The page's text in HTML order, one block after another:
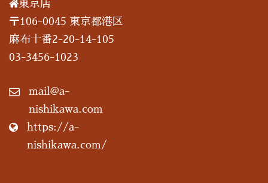
東京店
〒106-0045 東京都港区
麻布十番2-20-14-105
03-3456-1023
mail@a-
nishikawa.com
https://a-
nishikawa.com/